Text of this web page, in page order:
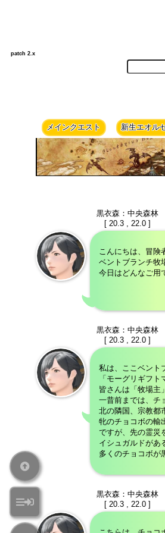
patch 2.x
メインクエスト 新生エオル
黒衣森：中央森林
[ 20.3 , 22.0 ]
こんにちは、冒険
ベントブランチ牧
今日はどんなご用
黒衣森：中央森林
[ 20.3 , 22.0 ]
私は、ここベント
「モーグリギフト
皆さんは「牧場主
一昔前までは、チ
北の隣国、宗教都
牝のチョコボの輸
ですが、先の霊災
イシュガルドがあ
多くのチョコボが
黒衣森：中央森林
[ 20.3 , 22.0 ]